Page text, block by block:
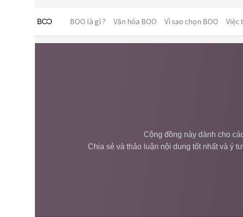
BOO là gì ? Văn hóa BOO Vì sao chọn BOO Việc
Cộng đồng này dành cho
Chia sẻ và thảo luận nội dung tốt nhất và ý